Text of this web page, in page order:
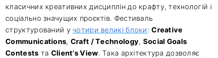
класичних креативних дисциплін до крафту, технологій і
соціально значущих проєктів. Фестиваль
структурований у чотири великі блоки:Creative
Communications, Craft / Technology, Social Goals
Contests та Client’s View. Така архітектура дозволяє